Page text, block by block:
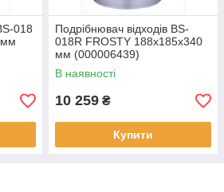
018
мм
Подрібнювач відходів BS-
018R FROSTY 188x185x340
мм (000006439)
В наявності
10 259 ₴
Купити